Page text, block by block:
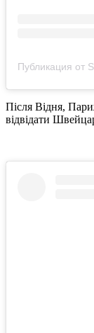
Після Відня,
відвідати